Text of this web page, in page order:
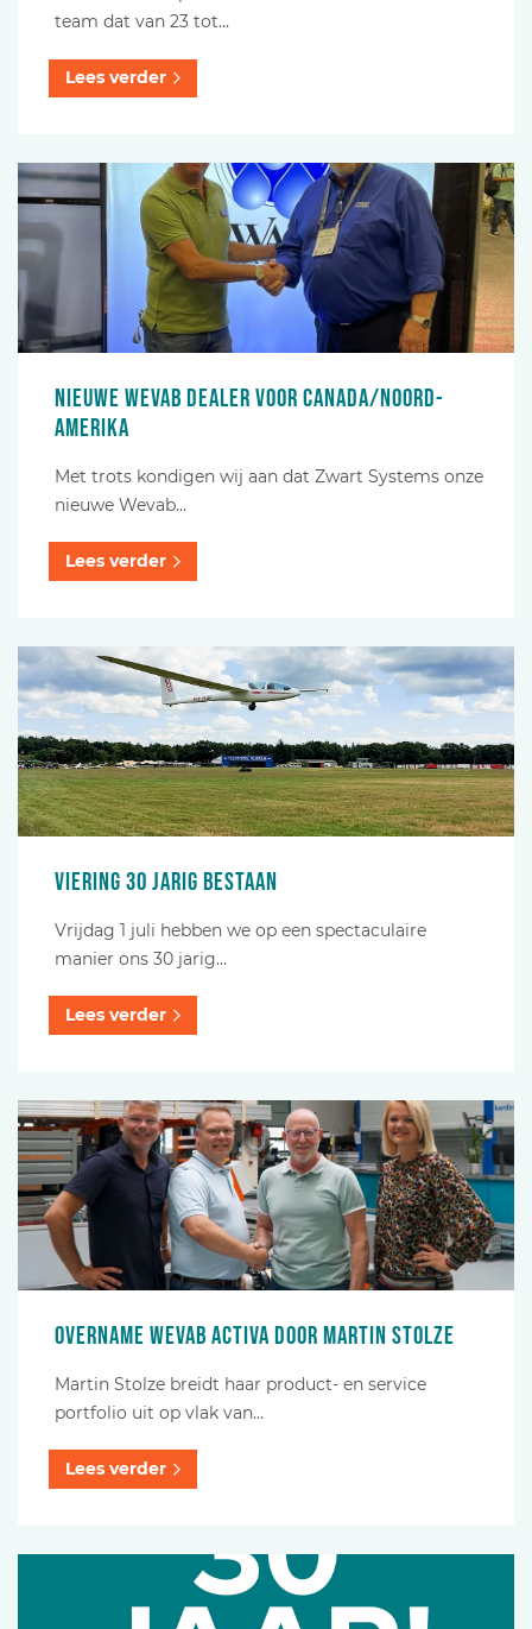
team dat van 23 tot…
Lees verder
Nieuwe Wevab dealer voor Canada/Noord-
Amerika
Met trots kondigen wij aan dat Zwart Systems onze
nieuwe Wevab…
Lees verder
Viering 30 jarig bestaan
Vrijdag 1 juli hebben we op een spectaculaire
manier ons 30 jarig…
Lees verder
Overname Wevab activa door Martin Stolze
Martin Stolze breidt haar product- en service
portfolio uit op vlak van…
Lees verder